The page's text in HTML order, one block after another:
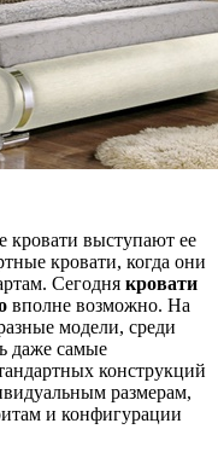
выступают ее
кровати, когда они
Сегодня кровати
вполне возможно. На
модели, среди
даже самые
конструкций
размерам,
и конфигурации